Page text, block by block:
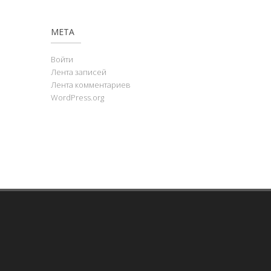
МЕТА
Войти
Лента записей
Лента комментариев
WordPress.org